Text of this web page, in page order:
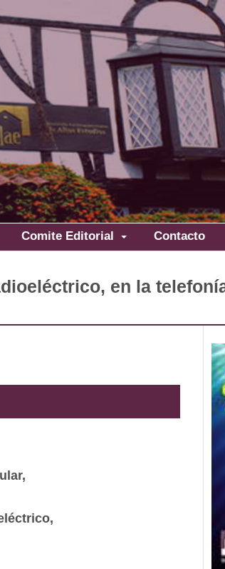
Comite Editorial Contacto
en la